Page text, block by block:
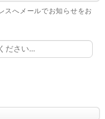
スへメールでお知らせをお